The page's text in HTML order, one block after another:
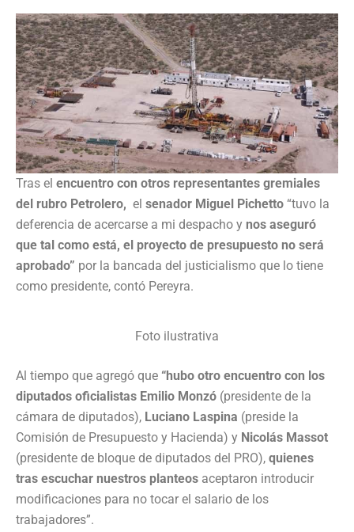
Tras el encuentro con otros representantes gremiales
del rubro Petrolero, el senador Miguel Pichetto “tuvo la
deferencia de acercarse a mi despacho y nos aseguró
que tal como está, el proyecto de presupuesto no será
aprobado” por la bancada del justicialismo que lo tiene
como presidente, contó Pereyra.
Foto ilustrativa
Al tiempo que agregó que “hubo otro encuentro con los
diputados oficialistas Emilio Monzó (presidente de la
cámara de diputados), Luciano Laspina (preside la
Comisión de Presupuesto y Hacienda) y Nicolás Massot
(presidente de bloque de diputados del PRO), quienes
tras escuchar nuestros planteos aceptaron introducir
modificaciones para no tocar el salario de los
trabajadores”.